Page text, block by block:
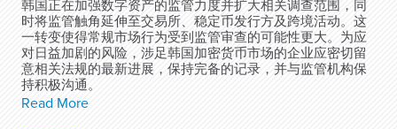
韩国正在加强数字资产的监管力度并扩大相关调查范围，同
时将监管触角延伸至交易所、稳定币发行方及跨境活动。这
一转变使得常规市场行为受到监管审查的可能性更大。为应
对日益加剧的风险，涉足韩国加密货币市场的企业应密切留
意相关法规的最新进展，保持完备的记录，并与监管机构保
持积极沟通。
Read More